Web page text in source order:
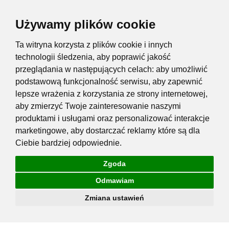
Używamy plików cookie
Ta witryna korzysta z plików cookie i innych
technologii śledzenia, aby poprawić jakość
przeglądania w następujących celach: aby umożliwić
podstawową funkcjonalność serwisu, aby zapewnić
lepsze wrażenia z korzystania ze strony internetowej,
aby zmierzyć Twoje zainteresowanie naszymi
produktami i usługami oraz personalizować interakcje
marketingowe, aby dostarczać reklamy które są dla
Ciebie bardziej odpowiednie.
Zgoda
Odmawiam
Zmiana ustawień